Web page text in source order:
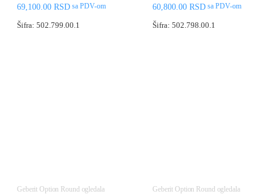
69,100.00 RSD sa PDV-om
Šifra: 502.799.00.1
60,800.00 RSD sa PDV-om
Šifra: 502.798.00.1
Geberit Option Round ogledala Geberit Option Round ogledala